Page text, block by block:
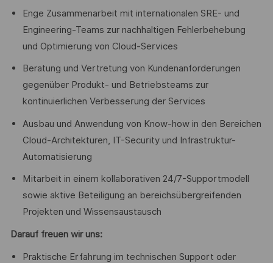
Enge Zusammenarbeit mit internationalen SRE- und
Engineering-Teams zur nachhaltigen Fehlerbehebung
und Optimierung von Cloud-Services
Beratung und Vertretung von Kundenanforderungen
gegenüber Produkt- und Betriebsteams zur
kontinuierlichen Verbesserung der Services
Ausbau und Anwendung von Know-how in den Bereichen
Cloud-Architekturen, IT-Security und Infrastruktur-
Automatisierung
Mitarbeit in einem kollaborativen 24/7-Supportmodell
sowie aktive Beteiligung an bereichsübergreifenden
Projekten und Wissensaustausch
Darauf freuen wir uns:
Praktische Erfahrung im technischen Support oder